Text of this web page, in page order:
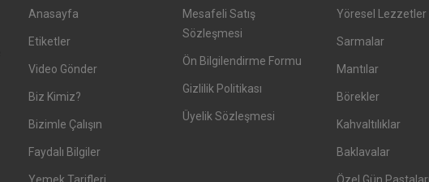
Anasayfa
Etiketler
Video Gönder
Biz Kimiz?
Bizimle Çalışın
Faydalı Bilgiler
Mesafeli Satış
Sözleşmesi
Ön Bilgilendirme Formu
Gizlilik Politikası
Üyelik Sözleşmesi
Yöresel Lezzetler
Sarmalar
Mantılar
Börekler
Kahvaltılıklar
Baklavalar